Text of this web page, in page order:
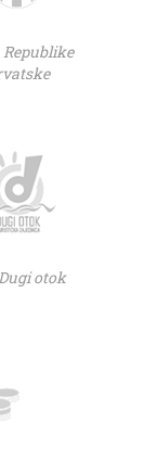
Republike
otok